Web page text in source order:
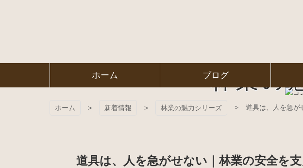
文
ス
㈱ＦＯＲ
ＥＳＴ Ｃ
ＧＥ
ホーム ブログ
林業の
ホーム 新着情報 林業の魅力シリーズ 道具は、人を急が
道具は、人を急がせない｜林業の安全を